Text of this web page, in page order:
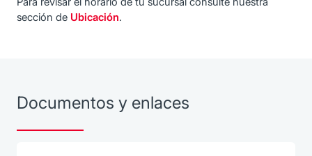
sección de Ubicación.
Documentos y enlaces